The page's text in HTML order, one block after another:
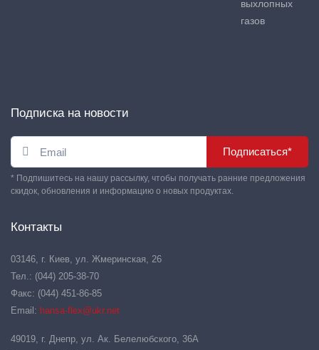
выхлопных
газов
Подписка на новости
Подписаться*
* Подпишитесь на нашу рассылку, чтобы получать ранние предложения
скидок, обновления и информацию о новых продуктах.
Контакты
03146, г. Киев, ул. Жмеринская, 26
Тел.: (044) 205-38-70
Факс: (044) 451-86-85
Email: hansa-flex@ukr.net
49019, г. Днепр, ул. Ак. Белелюбского, 36А